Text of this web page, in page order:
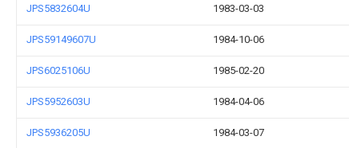
JPS5832604U 1983-03-03
JPS59149607U 1984-10-06
JPS6025106U 1985-02-20
JPS5952603U 1984-04-06
JPS5936205U 1984-03-07